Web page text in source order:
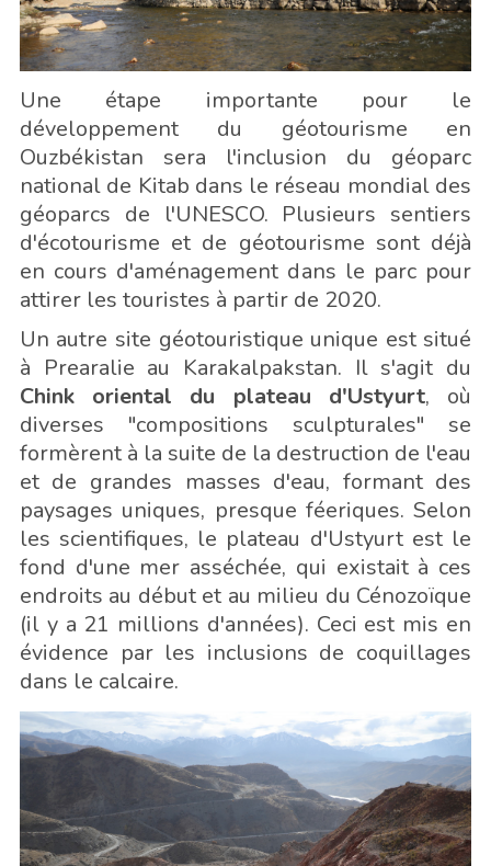
Une étape importante pour le
développement du géotourisme en
Ouzbékistan sera l'inclusion du géoparc
national de Kitab dans le réseau mondial des
géoparcs de l'UNESCO. Plusieurs sentiers
d'écotourisme et de géotourisme sont déjà
en cours d'aménagement dans le parc pour
attirer les touristes à partir de 2020.
Un autre site géotouristique unique est situé
à Prearalie au Karakalpakstan. Il s'agit du
Chink oriental du plateau d'Ustyurt, où
diverses "compositions sculpturales" se
formèrent à la suite de la destruction de l'eau
et de grandes masses d'eau, formant des
paysages uniques, presque féeriques. Selon
les scientifiques, le plateau d'Ustyurt est le
fond d'une mer asséchée, qui existait à ces
endroits au début et au milieu du Cénozoïque
(il y a 21 millions d'années). Ceci est mis en
évidence par les inclusions de coquillages
dans le calcaire.